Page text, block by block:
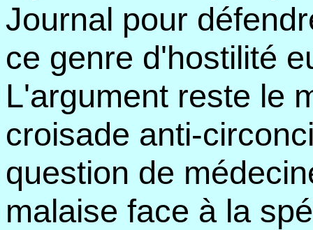
Journal pour
ce genre d'hostilité
L'argument reste le
croisade anti-
question de
malaise face à la